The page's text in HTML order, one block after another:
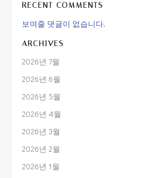
RECENT COMMENTS
보여줄 댓글이 없습니다.
ARCHIVES
2026년 7월
2026년 6월
2026년 5월
2026년 4월
2026년 3월
2026년 2월
2026년 1월